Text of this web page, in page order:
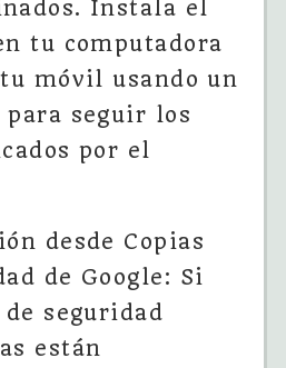
Instala el
tu computadora
móvil usando un
para seguir los
por el
desde Copias
de Google: Si
seguridad
están